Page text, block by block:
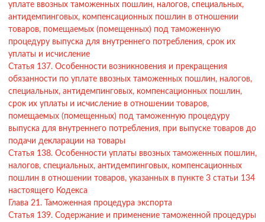
уплате ввозных таможенных пошлин, налогов, специальных,
антидемпинговых, компенсационных пошлин в отношении
товаров, помещаемых (помещенных) под таможенную
процедуру выпуска для внутреннего потребления, срок их
уплаты и исчисление
Статья 137. Особенности возникновения и прекращения
обязанности по уплате ввозных таможенных пошлин, налогов,
специальных, антидемпинговых, компенсационных пошлин,
срок их уплаты и исчисление в отношении товаров,
помещаемых (помещенных) под таможенную процедуру
выпуска для внутреннего потребления, при выпуске товаров до
подачи декларации на товары
Статья 138. Особенности уплаты ввозных таможенных пошлин,
налогов, специальных, антидемпинговых, компенсационных
пошлин в отношении товаров, указанных в пункте 3 статьи 134
настоящего Кодекса
Глава 21. Таможенная процедура экспорта
Статья 139. Содержание и применение таможенной процедуры